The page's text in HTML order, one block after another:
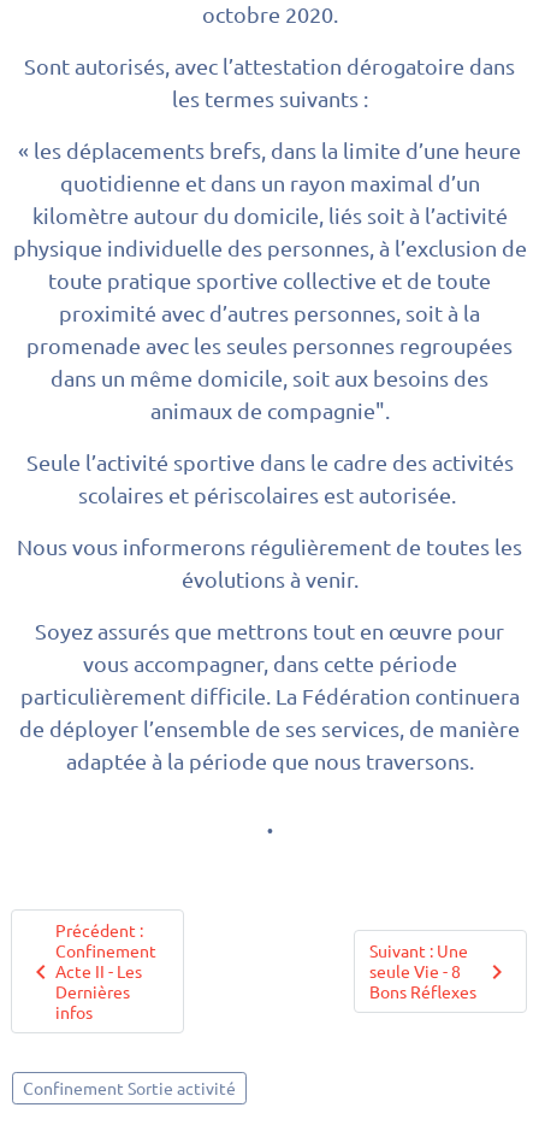
octobre 2020.
Sont autorisés, avec l’attestation dérogatoire dans
les termes suivants :
« les déplacements brefs, dans la limite d’une heure
quotidienne et dans un rayon maximal d’un
kilomètre autour du domicile, liés soit à l’activité
physique individuelle des personnes, à l’exclusion de
toute pratique sportive collective et de toute
proximité avec d’autres personnes, soit à la
promenade avec les seules personnes regroupées
dans un même domicile, soit aux besoins des
animaux de compagnie".
Seule l’activité sportive dans le cadre des activités
scolaires et périscolaires est autorisée.
Nous vous informerons régulièrement de toutes les
évolutions à venir.
Soyez assurés que mettrons tout en œuvre pour
vous accompagner, dans cette période
particulièrement difficile. La Fédération continuera
de déployer l’ensemble de ses services, de manière
adaptée à la période que nous traversons.
.
Précédent :
Confinement
Acte II - Les
Dernières
infos
Suivant : Une
seule Vie - 8
Bons Réflexes
Confinement Sortie activité